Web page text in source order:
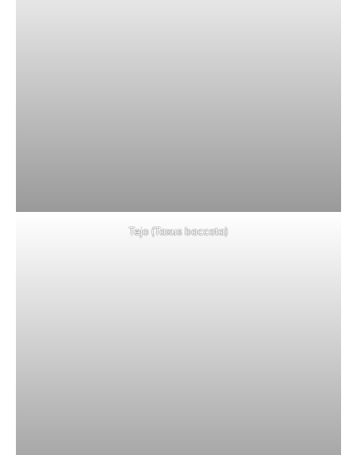
Tejo (Taxus baccata)